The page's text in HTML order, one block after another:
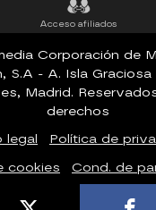
Acceso afiliados
Corporación de
S.A - A. Isla Graciosa
Madrid.
derechos
legal
Política de
cookies
Cond. de
de privacidad